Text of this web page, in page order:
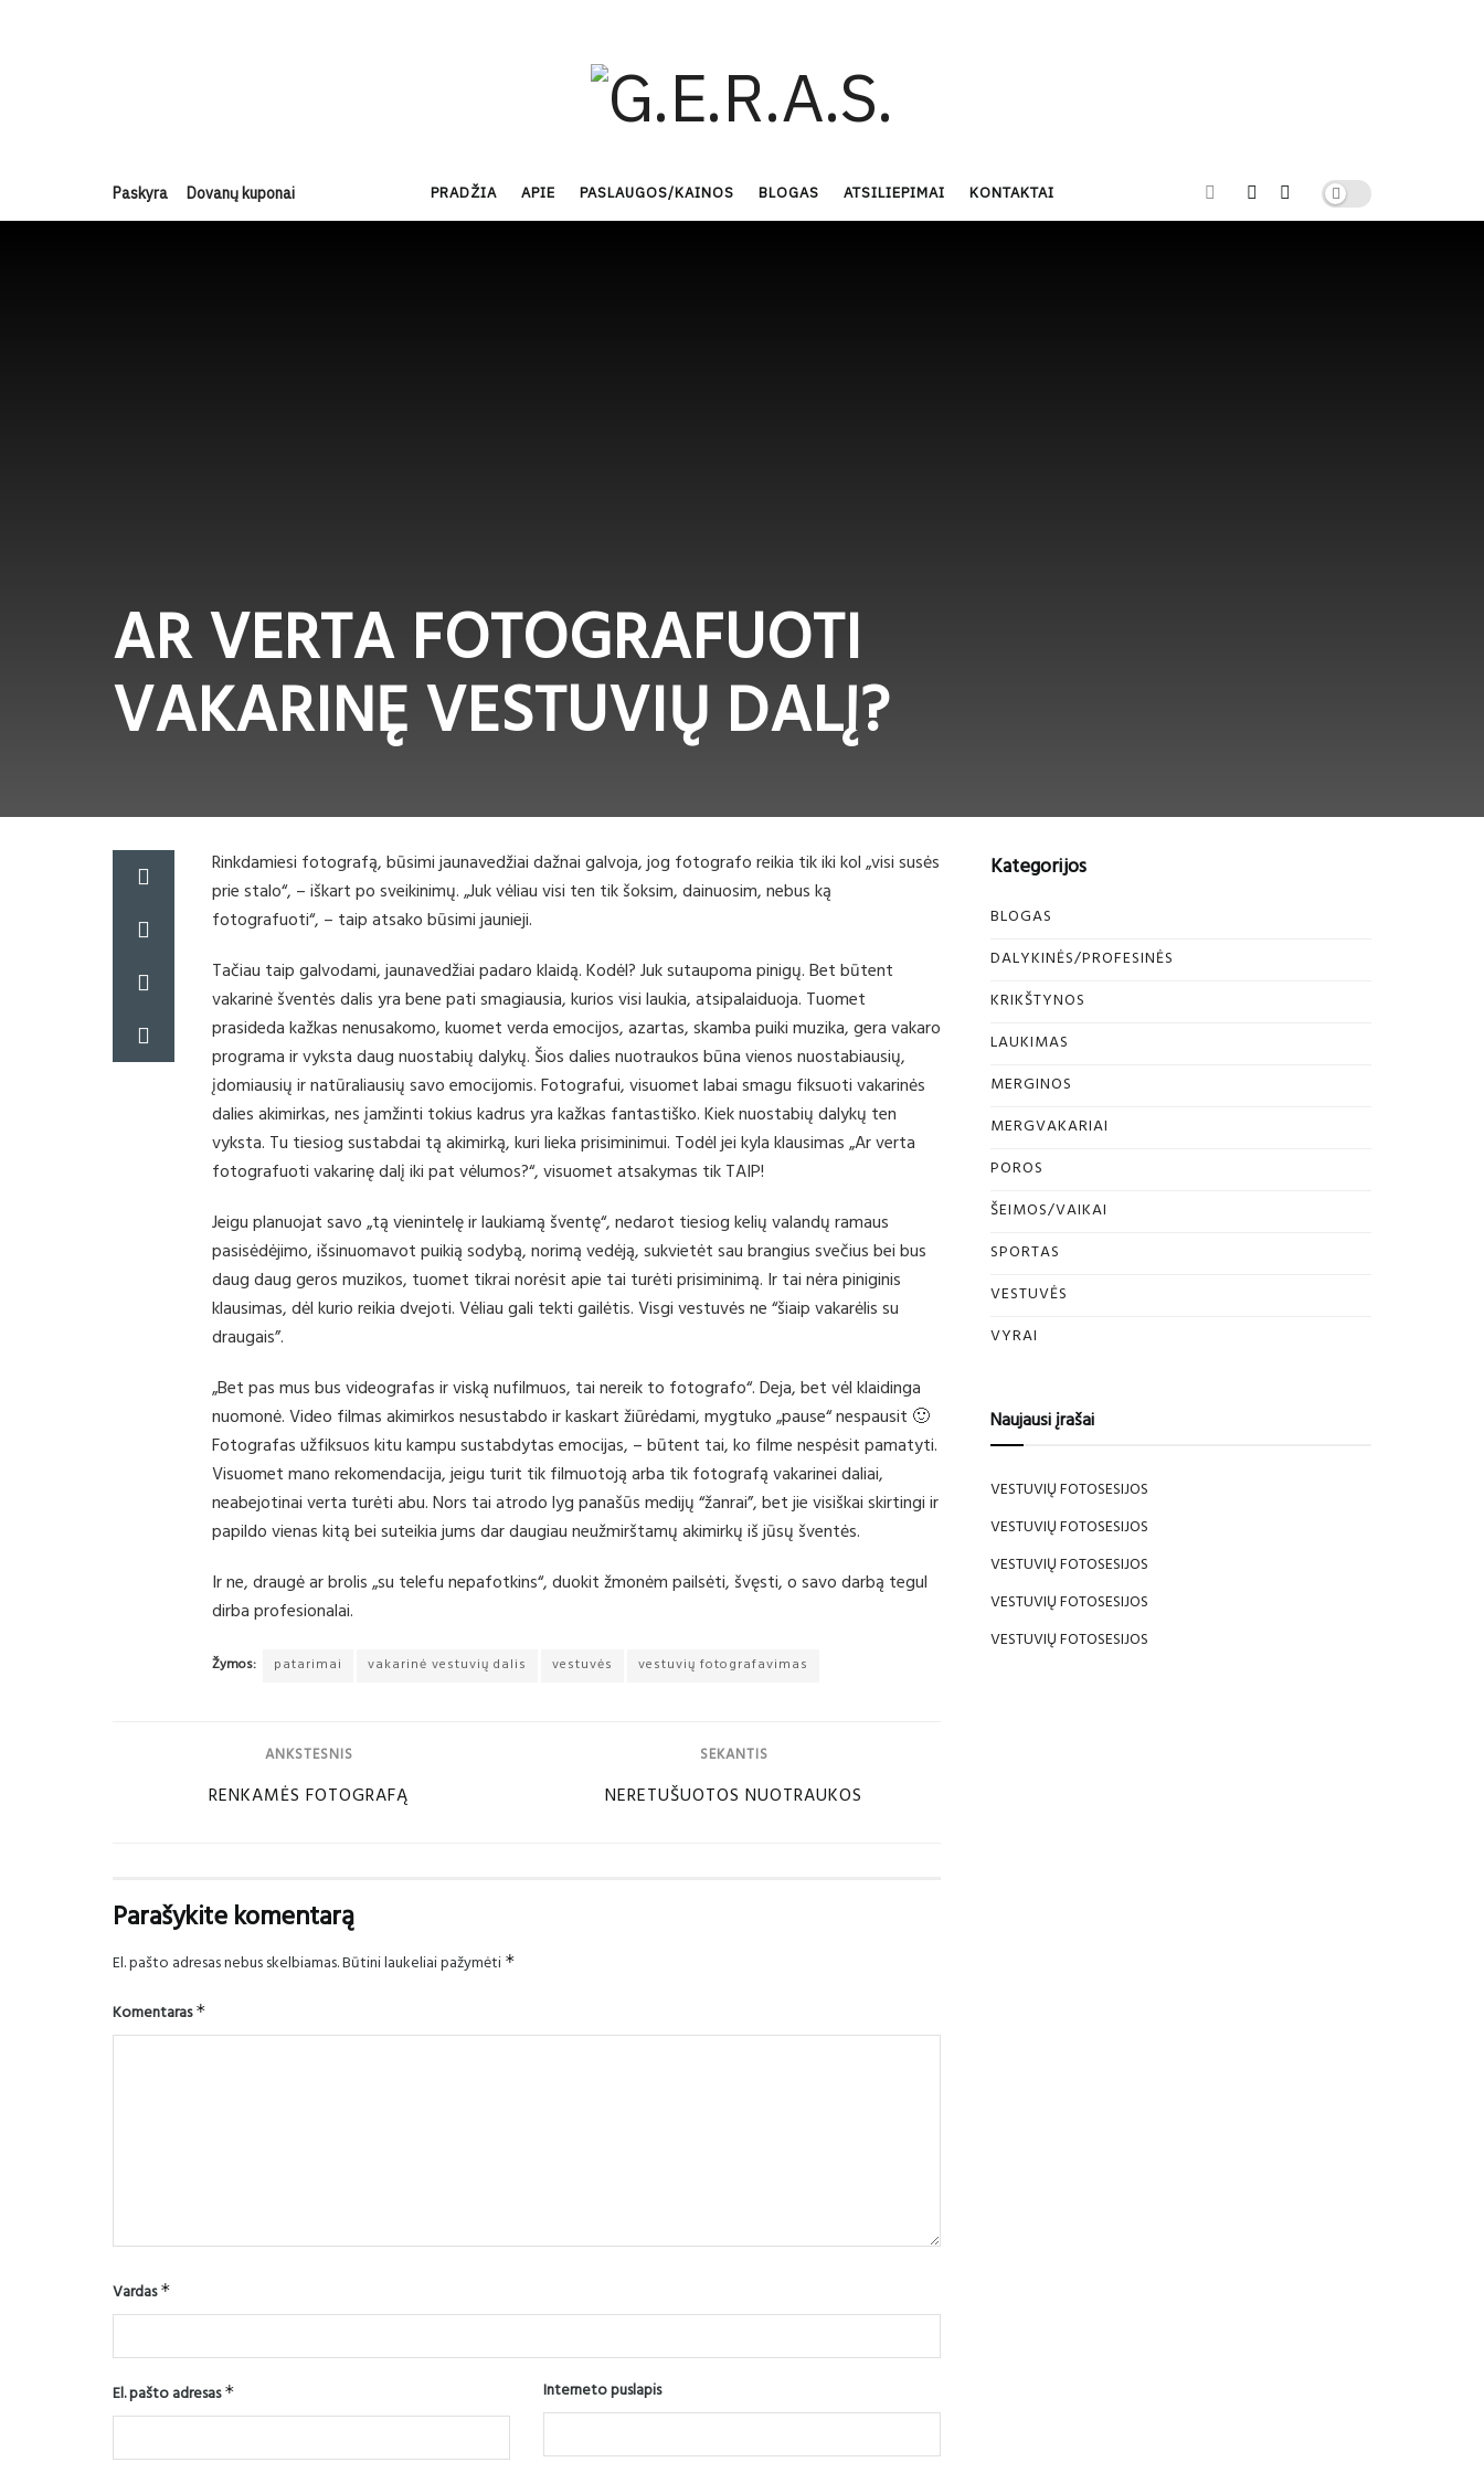
Paskyra Dovanų kuponai PRADŽIA APIE PASLAUGOS/KAINOS BLOGAS ATSILIEPIMAI KONTAKTAI
AR VERTA FOTOGRAFUOTI
VAKARINĘ VESTUVIŲ DALĮ?
Rinkdamiesi fotografą, būsimi jaunavedžiai dažnai galvoja, jog fotografo reikia tik iki kol „visi susės
prie stalo“, – iškart po sveikinimų. „Juk vėliau visi ten tik šoksim, dainuosim, nebus ką
fotografuoti“, – taip atsako būsimi jaunieji.
Tačiau taip galvodami, jaunavedžiai padaro klaidą. Kodėl? Juk sutaupoma pinigų. Bet būtent
vakarinė šventės dalis yra bene pati smagiausia, kurios visi laukia, atsipalaiduoja. Tuomet
prasideda kažkas nenusakomo, kuomet verda emocijos, azartas, skamba puiki muzika, gera vakaro
programa ir vyksta daug nuostabių dalykų. Šios dalies nuotraukos būna vienos nuostabiausių,
įdomiausių ir natūraliausių savo emocijomis. Fotografui, visuomet labai smagu fiksuoti vakarinės
dalies akimirkas, nes įamžinti tokius kadrus yra kažkas fantastiško. Kiek nuostabių dalykų ten
vyksta. Tu tiesiog sustabdai tą akimirką, kuri lieka prisiminimui. Todėl jei kyla klausimas „Ar verta
fotografuoti vakarinę dalį iki pat vėlumos?“, visuomet atsakymas tik TAIP!
Jeigu planuojat savo „tą vienintelę ir laukiamą šventę“, nedarot tiesiog kelių valandų ramaus
pasisėdėjimo, išsinuomavot puikią sodybą, norimą vedėją, sukvietėt sau brangius svečius bei bus
daug daug geros muzikos, tuomet tikrai norėsit apie tai turėti prisiminimą. Ir tai nėra piniginis
klausimas, dėl kurio reikia dvejoti. Vėliau gali tekti gailėtis. Visgi vestuvės ne “šiaip vakarėlis su
draugais”.
„Bet pas mus bus videografas ir viską nufilmuos, tai nereik to fotografo“. Deja, bet vėl klaidinga
nuomonė. Video filmas akimirkos nesustabdo ir kaskart žiūrėdami, mygtuko „pause“ nespausit 🙂
Fotografas užfiksuos kitu kampu sustabdytas emocijas, – būtent tai, ko filme nespėsit pamatyti.
Visuomet mano rekomendacija, jeigu turit tik filmuotoją arba tik fotografą vakarinei daliai,
neabejotinai verta turėti abu. Nors tai atrodo lyg panašūs medijų “žanrai”, bet jie visiškai skirtingi ir
papildo vienas kitą bei suteikia jums dar daugiau neužmirštamų akimirkų iš jūsų šventės.
Ir ne, draugė ar brolis „su telefu nepafotkins“, duokit žmonėm pailsėti, švęsti, o savo darbą tegul
dirba profesionalai.
Žymos: patarimai vakarinė vestuvių dalis vestuvės vestuvių fotografavimas
ANKSTESNIS
RENKAMĖS FOTOGRAFĄ
SEKANTIS
NERETUŠUOTOS NUOTRAUKOS
Parašykite komentarą
El. pašto adresas nebus skelbiamas.Būtini laukeliai pažymėti *
Komentaras*
Vardas*
El. pašto adresas* Interneto puslapis
Kategorijos
BLOGAS
DALYKINĖS/PROFESINĖS
KRIKŠTYNOS
LAUKIMAS
MERGINOS
MERGVAKARIAI
POROS
ŠEIMOS/VAIKAI
SPORTAS
VESTUVĖS
VYRAI
Naujausi įrašai
VESTUVIŲ FOTOSESIJOS
VESTUVIŲ FOTOSESIJOS
VESTUVIŲ FOTOSESIJOS
VESTUVIŲ FOTOSESIJOS
VESTUVIŲ FOTOSESIJOS